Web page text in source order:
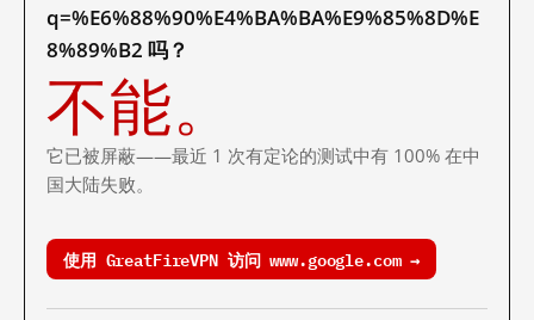
q=%E6%88%90%E4%BA%BA%E9%85%8D%E
8%89%B2 吗？
不能。
它已被屏蔽——最近 1 次有定论的测试中有 100% 在中
国大陆失败。
使用 GreatFireVPN 访问 www.google.com →